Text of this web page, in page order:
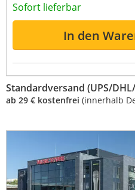
Sofort lieferbar
In den
Standardversand (UPS/
ab 29 € kostenfrei (innerhalb